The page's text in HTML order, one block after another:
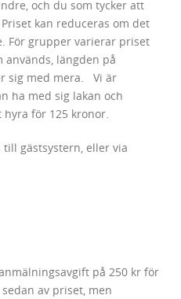
och du som tycker att
kan reduceras om det
För grupper varierar priset
används, längden på
sig med mera. Vi är
ha med sig lakan och
för 125 kronor.
gästsystern, eller via
på 250 kr för
av priset, men